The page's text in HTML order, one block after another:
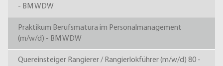
- BM WDW
Praktikum Berufsmatura im Personalmanagement
(m/w/d) - BM WDW
Quereinsteiger Rangierer / Rangierlokführer (m/w/d) 80 -